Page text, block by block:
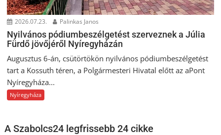
2026.07.23. Palinkas Janos
Nyilvános pódiumbeszélgetést szerveznek a Júlia
Fürdő jövőjéről Nyíregyházán
Augusztus 6-án, csütörtökön nyilvános pódiumbeszélgetést
tart a Kossuth téren, a Polgármesteri Hivatal előtt az aPont
Nyíregyháza...
Nyíregyháza
A Szabolcs24 legfrissebb 24 cikke